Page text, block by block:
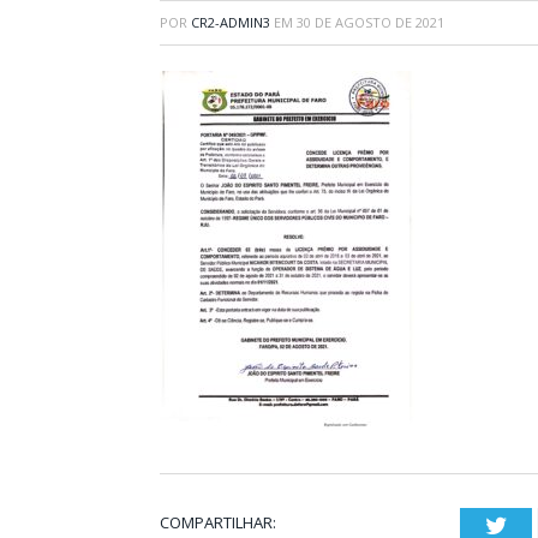
POR CR2-ADMIN3 EM 30 DE AGOSTO DE 2021
COMPARTILHAR: